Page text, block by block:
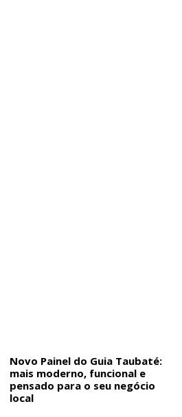
Novo Painel do Guia Taubaté:
mais moderno, funcional e
pensado para o seu negócio
local